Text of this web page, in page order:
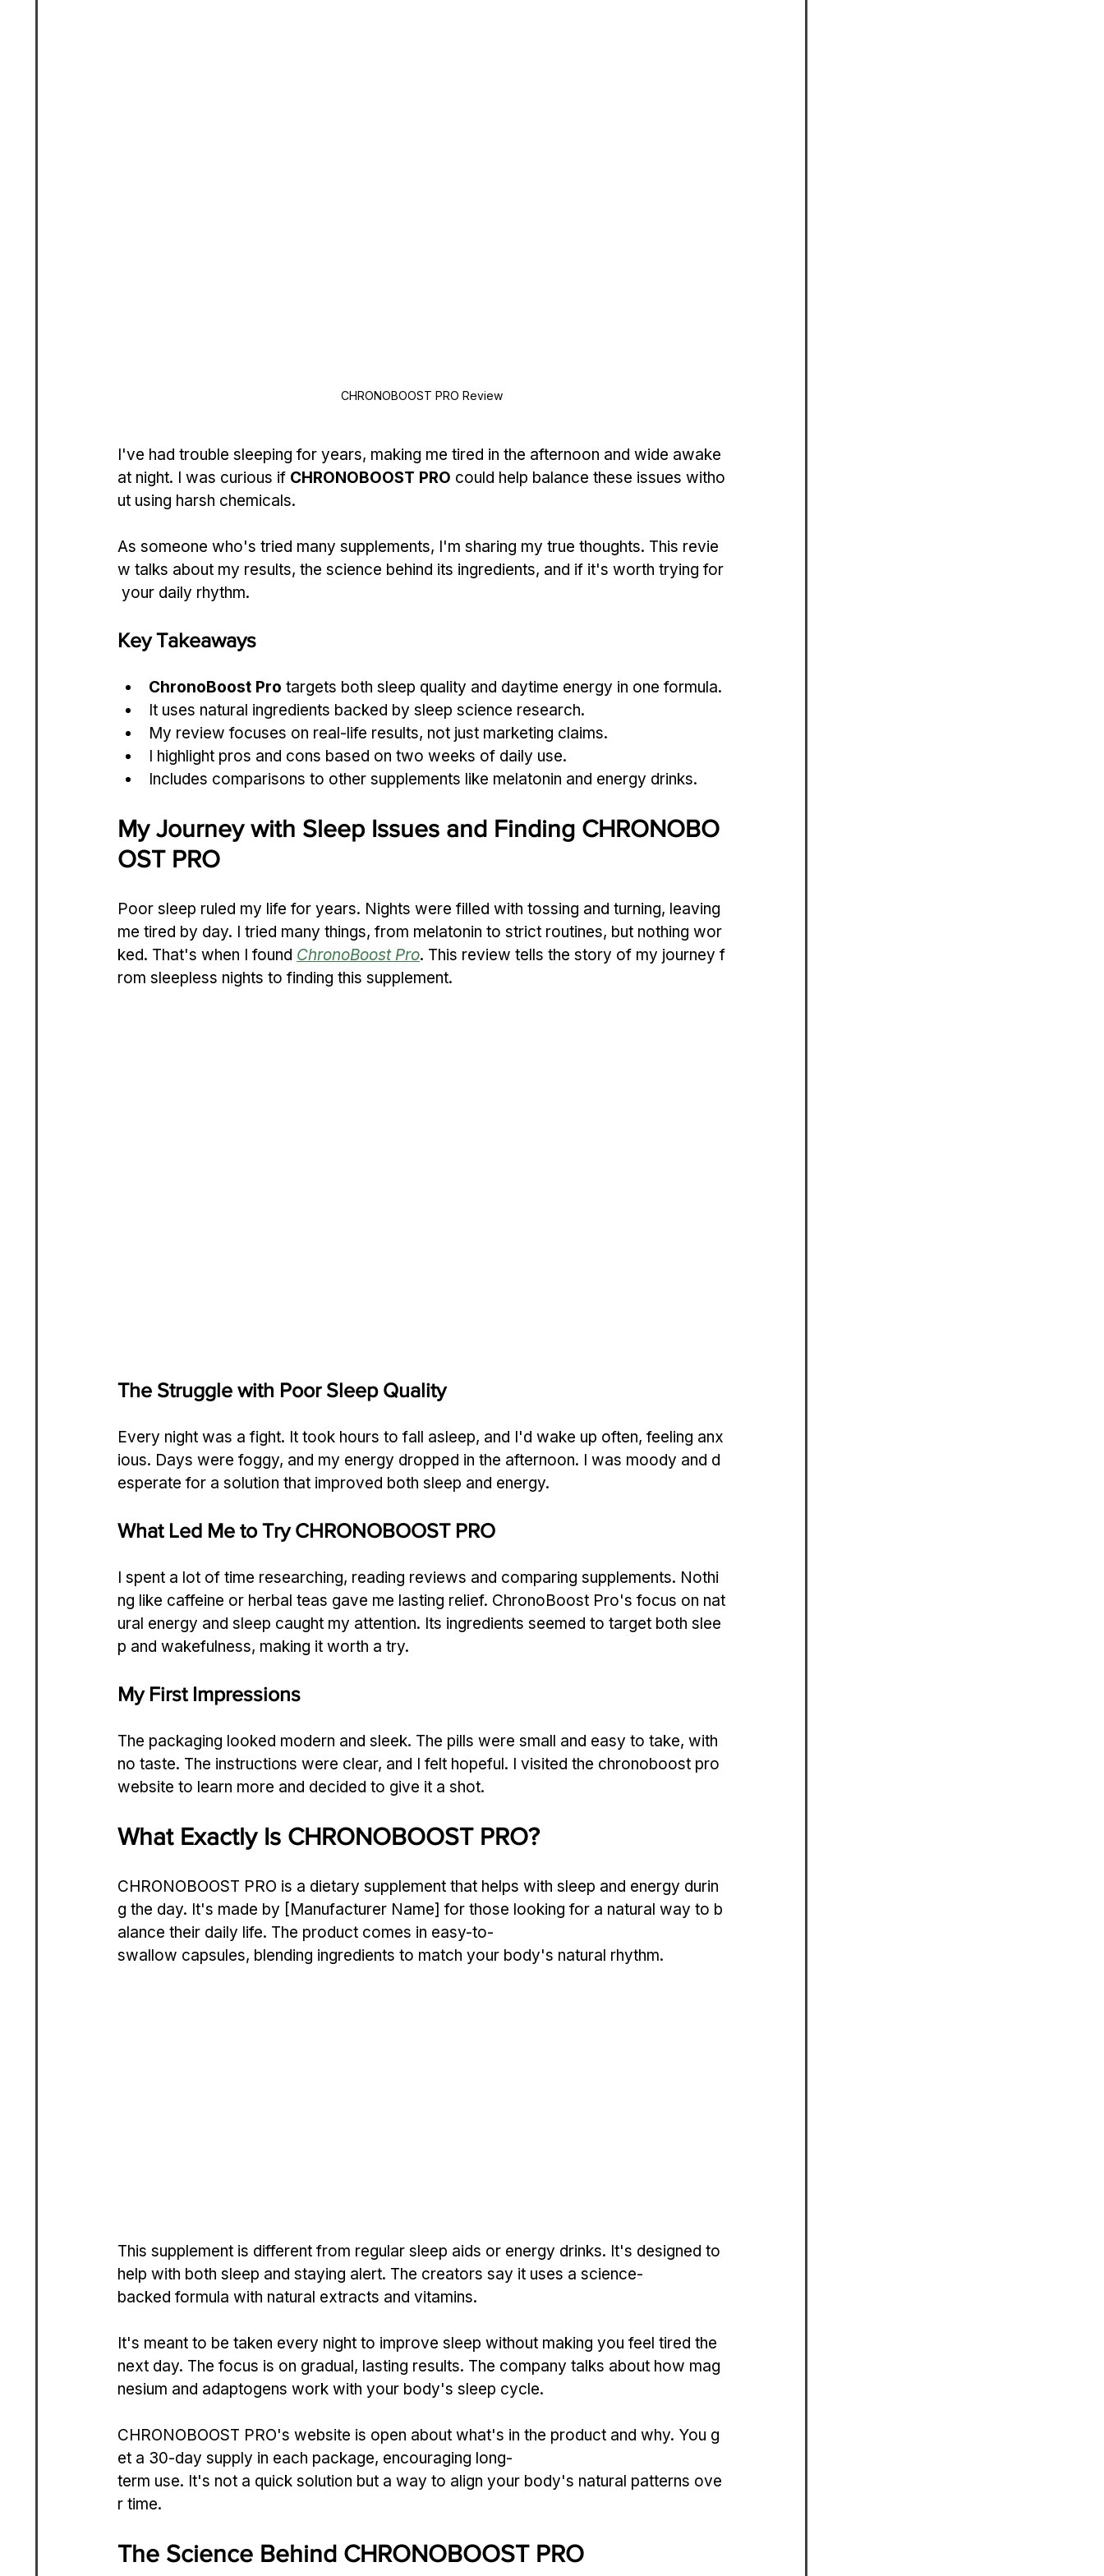
CHRONOBOOST PRO Review
I've had trouble sleeping for years, making me tired in the afternoon and wide awake
at night. I was curious if CHRONOBOOST PRO could help balance these issues witho
ut using harsh chemicals.
As someone who's tried many supplements, I'm sharing my true thoughts. This revie
w talks about my results, the science behind its ingredients, and if it's worth trying for
your daily rhythm.
Key Takeaways
ChronoBoost Pro targets both sleep quality and daytime energy in one formula.
It uses natural ingredients backed by sleep science research.
My review focuses on real-life results, not just marketing claims.
I highlight pros and cons based on two weeks of daily use.
Includes comparisons to other supplements like melatonin and energy drinks.
My Journey with Sleep Issues and Finding CHRONOBO
OST PRO
Poor sleep ruled my life for years. Nights were filled with tossing and turning, leaving
me tired by day. I tried many things, from melatonin to strict routines, but nothing wor
ked. That's when I found ChronoBoost Pro. This review tells the story of my journey f
rom sleepless nights to finding this supplement.
The Struggle with Poor Sleep Quality
Every night was a fight. It took hours to fall asleep, and I'd wake up often, feeling anx
ious. Days were foggy, and my energy dropped in the afternoon. I was moody and d
esperate for a solution that improved both sleep and energy.
What Led Me to Try CHRONOBOOST PRO
I spent a lot of time researching, reading reviews and comparing supplements. Nothi
ng like caffeine or herbal teas gave me lasting relief. ChronoBoost Pro's focus on nat
ural energy and sleep caught my attention. Its ingredients seemed to target both slee
p and wakefulness, making it worth a try.
My First Impressions
The packaging looked modern and sleek. The pills were small and easy to take, with
no taste. The instructions were clear, and I felt hopeful. I visited the chronoboost pro
website to learn more and decided to give it a shot.
What Exactly Is CHRONOBOOST PRO?
CHRONOBOOST PRO is a dietary supplement that helps with sleep and energy durin
g the day. It's made by [Manufacturer Name] for those looking for a natural way to b
alance their daily life. The product comes in easy-to-
swallow capsules, blending ingredients to match your body's natural rhythm.
This supplement is different from regular sleep aids or energy drinks. It's designed to
help with both sleep and staying alert. The creators say it uses a science-
backed formula with natural extracts and vitamins.
It's meant to be taken every night to improve sleep without making you feel tired the
next day. The focus is on gradual, lasting results. The company talks about how mag
nesium and adaptogens work with your body's sleep cycle.
CHRONOBOOST PRO's website is open about what's in the product and why. You g
et a 30-day supply in each package, encouraging long-
term use. It's not a quick solution but a way to align your body's natural patterns ove
r time.
The Science Behind CHRONOBOOST PRO